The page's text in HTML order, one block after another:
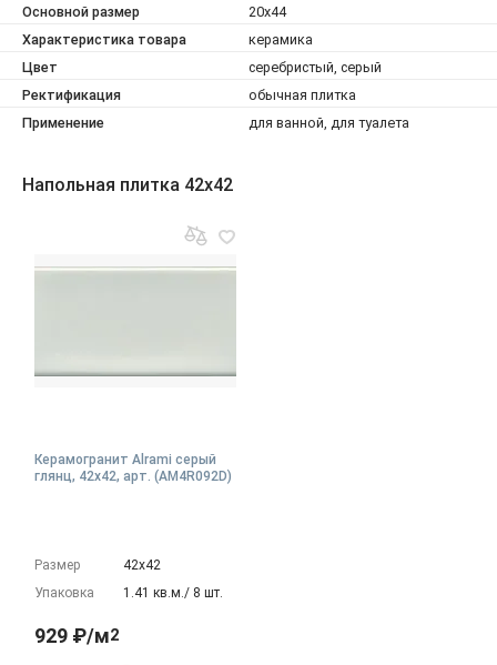
Основной размер
20x44
Характеристика товара
керамика
Цвет
серебристый, серый
Ректификация
обычная плитка
Применение
для ванной, для туалета
Напольная плитка 42x42
Керамогранит Alrami серый
глянц, 42x42, арт. (AM4R092D)
Размер
42х42
Упаковка
1.41 кв.м./ 8 шт.
929 ₽/м2